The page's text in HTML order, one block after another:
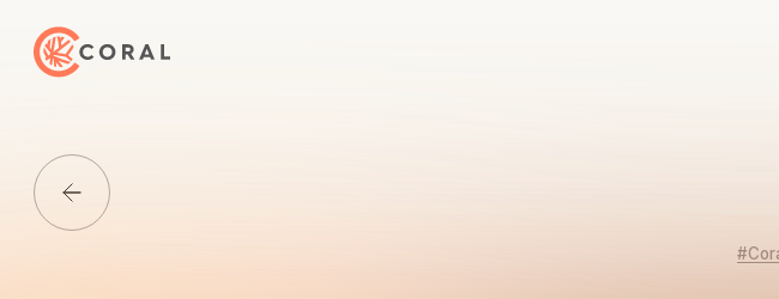
トップページへ戻る
Media一覧に戻る